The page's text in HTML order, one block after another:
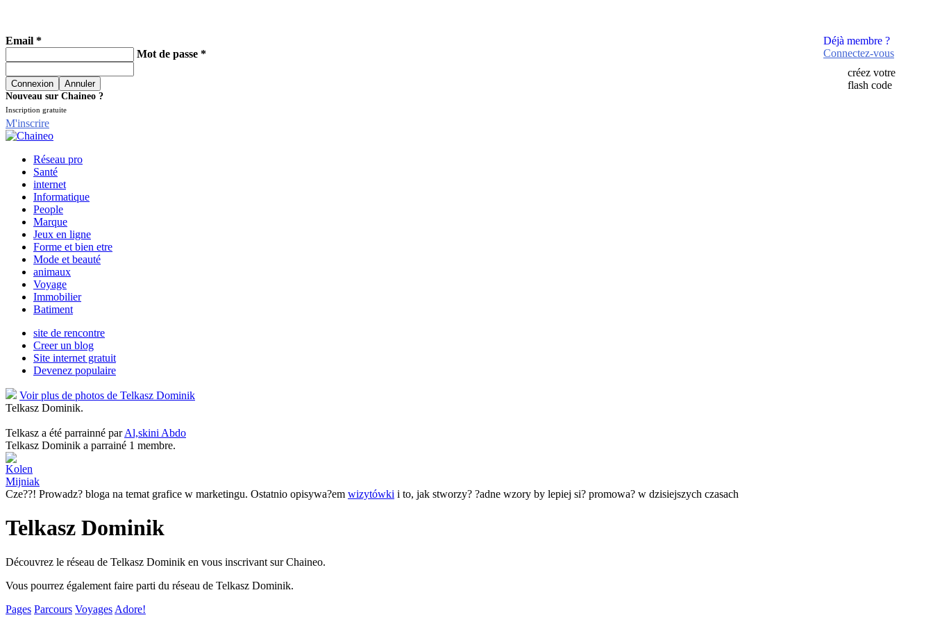
Déjà membre ?
Connectez-vous
créez votre
flash code
Email *
Mot de passe *
Nouveau sur Chaineo ?
Inscription gratuite
M'inscrire
Réseau pro
Santé
internet
Informatique
People
Marque
Jeux en ligne
Forme et bien etre
Mode et beauté
animaux
Voyage
Immobilier
Batiment
site de rencontre
Creer un blog
Site internet gratuit
Devenez populaire
Voir plus de photos de Telkasz Dominik
Telkasz Dominik.
Telkasz a été parrainné parAl,skini Abdo
Telkasz Dominik a parrainé 1 membre.
Kolen
Mijniak
Cze??! Prowadz? bloga na temat grafice w marketingu. Ostatnio opisywa?em wizytówki i to, jak stworzy? ?adne wzory by lepiej si? promowa? w dzisiejszych czasach
Telkasz Dominik
Découvrez le réseau de Telkasz Dominik en vous inscrivant sur Chaineo.
Vous pourrez également faire parti du réseau de Telkasz Dominik.
Pages Parcours Voyages Adore!